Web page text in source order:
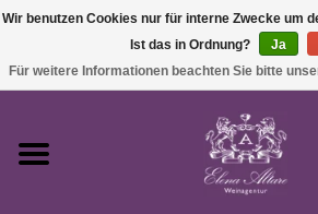
Startseite
Wir benutzen Cookies nur für interne Zwecke um
Ist das in Ordnung?
Ja
Für weitere Informationen beachten Sie bitte